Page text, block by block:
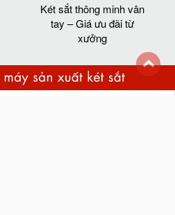
Két sắt thông minh vân
tay – Giá ưu đãi từ
xưởng
back